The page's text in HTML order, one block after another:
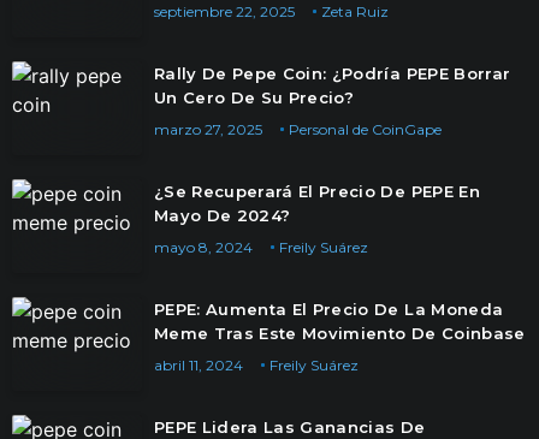
Zeta Ruiz
septiembre 22, 2025
Rally De Pepe Coin: ¿Podría PEPE Borrar
Un Cero De Su Precio?
Personal de CoinGape
marzo 27, 2025
¿Se Recuperará El Precio De PEPE En
Mayo De 2024?
Freily Suárez
mayo 8, 2024
PEPE: Aumenta El Precio De La Moneda
Meme Tras Este Movimiento De Coinbase
Freily Suárez
abril 11, 2024
PEPE Lidera Las Ganancias De